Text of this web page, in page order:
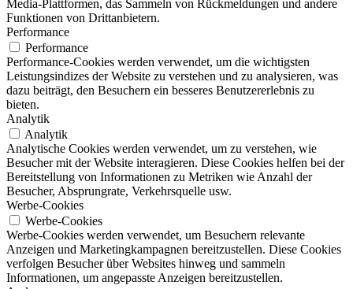
Media-Plattformen, das Sammeln von Rückmeldungen und andere
Funktionen von Drittanbietern.
Performance
Performance
Performance-Cookies werden verwendet, um die wichtigsten
Leistungsindizes der Website zu verstehen und zu analysieren, was
dazu beiträgt, den Besuchern ein besseres Benutzererlebnis zu
bieten.
Analytik
Analytik
Analytische Cookies werden verwendet, um zu verstehen, wie
Besucher mit der Website interagieren. Diese Cookies helfen bei der
Bereitstellung von Informationen zu Metriken wie Anzahl der
Besucher, Absprungrate, Verkehrsquelle usw.
Werbe-Cookies
Werbe-Cookies
Werbe-Cookies werden verwendet, um Besuchern relevante
Anzeigen und Marketingkampagnen bereitzustellen. Diese Cookies
verfolgen Besucher über Websites hinweg und sammeln
Informationen, um angepasste Anzeigen bereitzustellen.